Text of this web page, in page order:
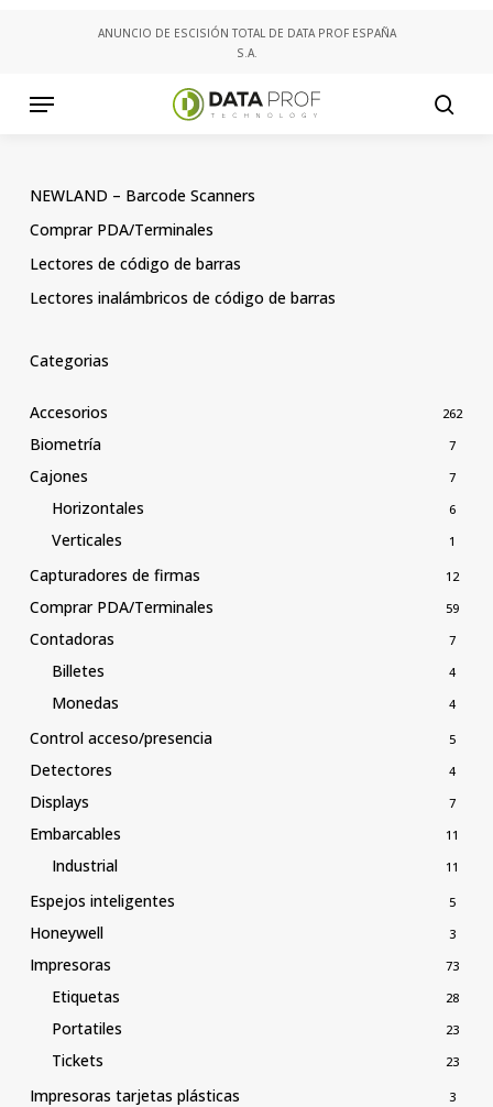
ANUNCIO DE ESCISIÓN TOTAL DE DATA PROF ESPAÑA
S.A.
Menu
NEWLAND – Barcode Scanners
Comprar PDA/Terminales
Lectores de código de barras
Lectores inalámbricos de código de barras
Categorias
Accesorios 262
Biometría 7
Cajones 7
Horizontales 6
Verticales 1
Capturadores de firmas 12
Comprar PDA/Terminales 59
Contadoras 7
Billetes 4
Monedas 4
Control acceso/presencia 5
Detectores 4
Displays 7
Embarcables 11
Industrial 11
Espejos inteligentes 5
Honeywell 3
Impresoras 73
Etiquetas 28
Portatiles 23
Tickets 23
Impresoras tarjetas plásticas 3